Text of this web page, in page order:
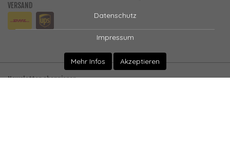
Datenschutz
Impressum
Mehr Infos Akzeptieren
VERSAND
Newsletter abonnieren